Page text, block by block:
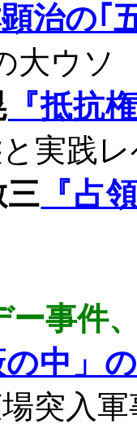
顕治の
大ウソ
『抵抗
実践
『占
ー事件
の中」
突入